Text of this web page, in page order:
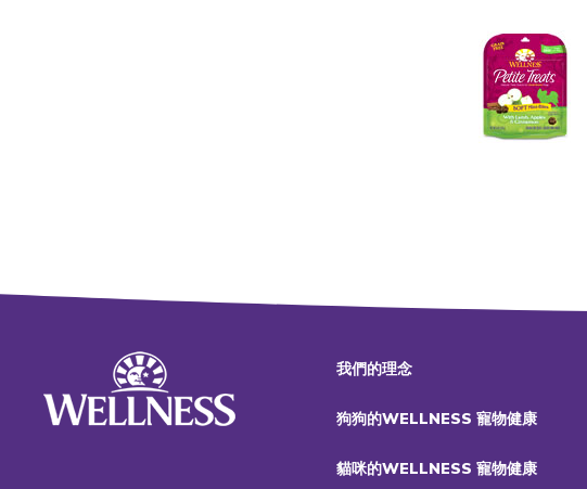
我們的理念
狗狗的WELLNESS 寵物健康
貓咪的WELLNESS 寵物健康